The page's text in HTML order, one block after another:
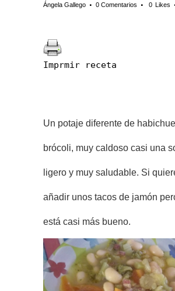
Ángela Gallego 0 Comentarios 0 Likes
Imprmir receta
Un potaje diferente de
brócoli, muy caldoso casi una
ligero y muy saludable. Si
añadir unos tacos de jamón
está casi más bueno.